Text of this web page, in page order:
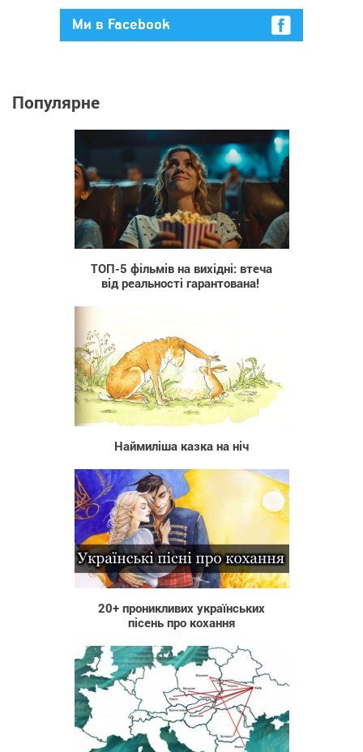
Ми в Facebook
Популярне
84
ТОП-5 фільмів на вихідні: втеча
від реальності гарантована!
18 721
Наймиліша казка на ніч
4 261
20+ проникливих українських
пісень про кохання